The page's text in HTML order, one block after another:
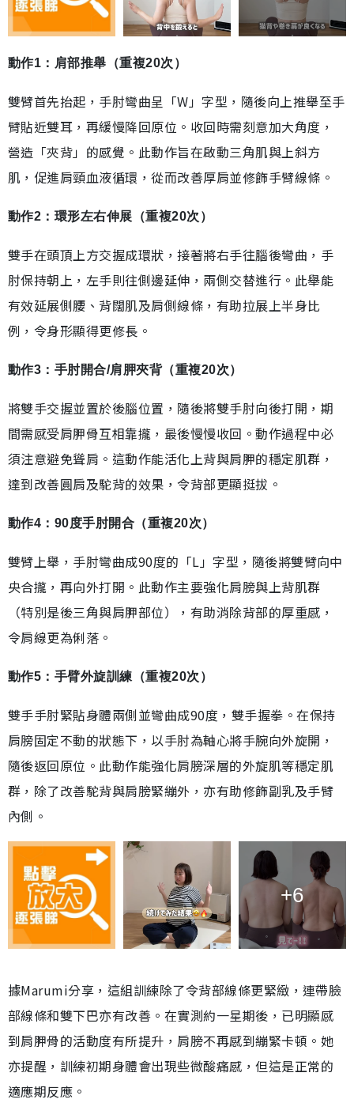
動作1：肩部推舉（重複20次）
雙臂首先抬起，手肘彎曲呈「W」字型，隨後向上推舉至手
臂貼近雙耳，再緩慢降回原位。收回時需刻意加大角度，
營造「夾背」的感覺。此動作旨在啟動三角肌與上斜方
肌，促進肩頸血液循環，從而改善厚肩並修飾手臂線條。
動作2：環形左右伸展（重複20次）
雙手在頭頂上方交握成環狀，接著將右手往腦後彎曲，手
肘保持朝上，左手則往側邊延伸，兩側交替進行。此舉能
有效延展側腰、背闊肌及肩側線條，有助拉展上半身比
例，令身形顯得更修長。
動作3：手肘開合/肩胛夾背（重複20次）
將雙手交握並置於後腦位置，隨後將雙手肘向後打開，期
間需感受肩胛骨互相靠攏，最後慢慢收回。動作過程中必
須注意避免聳肩。這動作能活化上背與肩胛的穩定肌群，
達到改善圓肩及駝背的效果，令背部更顯挺拔。
動作4：90度手肘開合（重複20次）
雙臂上舉，手肘彎曲成90度的「L」字型，隨後將雙臂向中
央合攏，再向外打開。此動作主要強化肩膀與上背肌群
（特別是後三角與肩胛部位），有助消除背部的厚重感，
令肩線更為俐落。
動作5：手臂外旋訓練（重複20次）
雙手手肘緊貼身體兩側並彎曲成90度，雙手握拳。在保持
肩膀固定不動的狀態下，以手肘為軸心將手腕向外旋開，
隨後返回原位。此動作能強化肩膀深層的外旋肌等穩定肌
群，除了改善駝背與肩膀緊繃外，亦有助修飾副乳及手臂
內側。
+6
據Marumi分享，這組訓練除了令背部線條更緊緻，連帶臉
部線條和雙下巴亦有改善。在實測約一星期後，已明顯感
到肩胛骨的活動度有所提升，肩膀不再感到繃緊卡頓。她
亦提醒，訓練初期身體會出現些微酸痛感，但這是正常的
適應期反應。